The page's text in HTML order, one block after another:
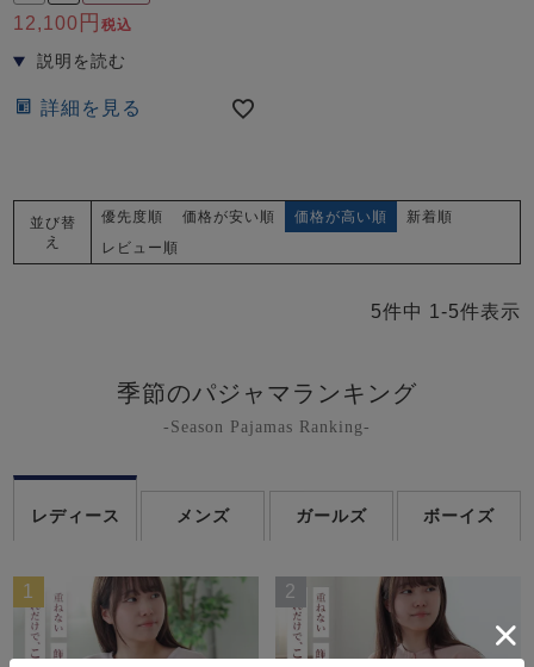
12,100 税込
詳細を見る
並び替
え
優先度順 価格が安い順 価格が高い順
新着順
レビュー順
5件中 1 -5件表示
季節のパジャマランキング
-Season Pajamas Ranking-
レディース メンズ ガールズ ボーイズ
1 2